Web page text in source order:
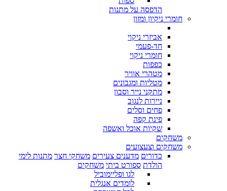
הדפסה על מתנות
חומרי ניקיון ומזון
אביזרי ניקוי
חד-פעמי
חומרי ניקוי
כפפות
מטהרי אוויר
מטליות ומגבונים
מתקני נייר וסבון
ניירות לנגוב
פחים וסלים
פינת קפה
שקיות אוכל ואשפה
משחקים
משחקים וצעצועים
כדורים מדענים צעירים משחקי חצר מתנות לימי
הולדת ספורט ביתי משחקים
לגו ופליימוביל
לומדים אנגלית